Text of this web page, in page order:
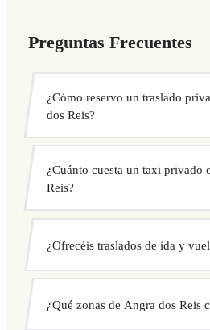
Preguntas Frecuentes
¿Cómo reservo un traslado
dos Reis?
tu traslado al instante. Elige
¿Cuánto cuesta un taxi privado
Reis?
precio fijo cerrado antes de salir. Sin
sorpresas. Consulta tu precio al
¿Ofrecéis traslados de ida y
directamente desde nuestro sistema de
¿Qué zonas de Angra dos Reis